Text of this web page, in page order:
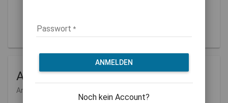
Rolle: guest
Aufgaben
Anlegen und Verwalten
Passwort
ANMELDEN
Noch kein Account?